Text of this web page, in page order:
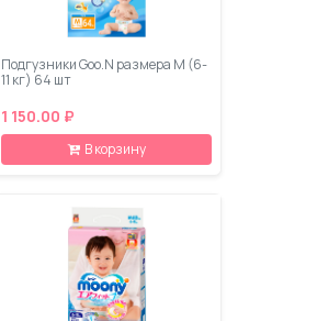
Подгузники Goo.N размера M (6-
11 кг) 64 шт
1 150.00 ₽
В корзину